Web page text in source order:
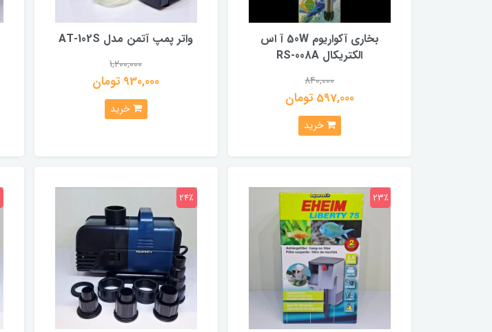
بخاری آکواریوم 50W آ اس
الکتریکال RS-008A
840,000
597,000 تومان
خرید
واتر پمپ آتمن مدل AT-102S
1,200,000
930,000 تومان
خرید
23٪ 24٪